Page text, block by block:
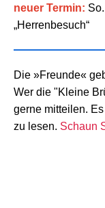
neuer Termin:
„Herrenbesuch“
Die »Freunde«
Wer die "Kleine
gerne mitteilen.
zu lesen. Schaun